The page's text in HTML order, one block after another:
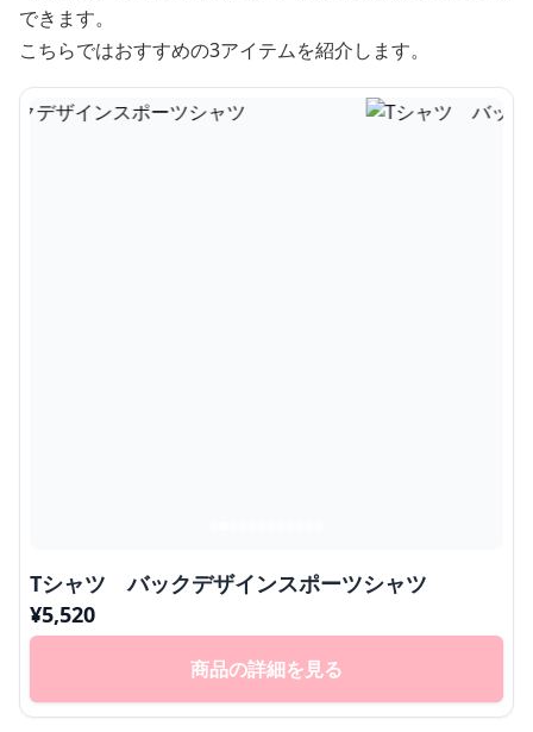
できます。
こちらではおすすめの3アイテムを紹介します。
Tシャツ バックデザインスポーツシャツ
¥5,520
商品の詳細を見る